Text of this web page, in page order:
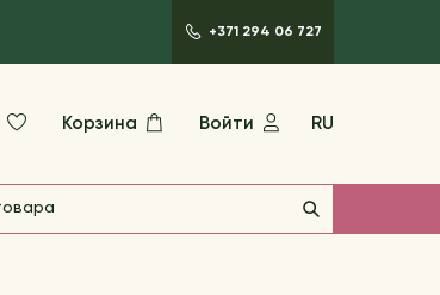
+371 294 06 727
Корзина Войти RU